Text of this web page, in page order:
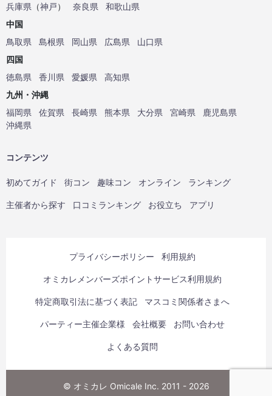
兵庫県 （神戸） 奈良県
和歌山県
中国
鳥取県
島根県 岡山県 広島県
山口県
四国
徳島県
香川県 愛媛県
高知県
九州・沖縄
福岡県
佐賀県 長崎県 熊本県 大分県 宮崎県
鹿児島県
沖縄県
コンテンツ
初めてガイド 街コン 趣味コン オンライン ランキング
主催者から探す 口コミランキング お役立ち アプリ
プライバシーポリシー 利用規約
オミカレメンバーズポイントサービス利用規約
特定商取引法に基づく表記 マスコミ関係者さまへ
パーティー主催企業様 会社概要 お問い合わせ
よくある質問
© オミカレ Omicale Inc. 2011 - 2026